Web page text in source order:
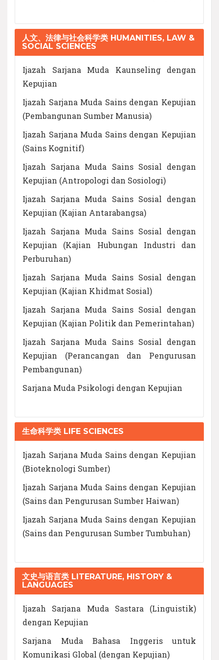
人文、法律与社会科学类 HUMANITIES, LAW &
SOCIAL SCIENCES
Ijazah Sarjana Muda Kaunseling dengan
Kepujian
Ijazah Sarjana Muda Sains dengan Kepujian
(Pembangunan Sumber Manusia)
Ijazah Sarjana Muda Sains dengan Kepujian
(Sains Kognitif)
Ijazah Sarjana Muda Sains Sosial dengan
Kepujian (Antropologi dan Sosiologi)
Ijazah Sarjana Muda Sains Sosial dengan
Kepujian (Kajian Antarabangsa)
Ijazah Sarjana Muda Sains Sosial dengan
Kepujian (Kajian Hubungan Industri dan
Perburuhan)
Ijazah Sarjana Muda Sains Sosial dengan
Kepujian (Kajian Khidmat Sosial)
Ijazah Sarjana Muda Sains Sosial dengan
Kepujian (Kajian Politik dan Pemerintahan)
Ijazah Sarjana Muda Sains Sosial dengan
Kepujian (Perancangan dan Pengurusan
Pembangunan)
Sarjana Muda Psikologi dengan Kepujian
生命科学类 LIFE SCIENCES
Ijazah Sarjana Muda Sains dengan Kepujian
(Bioteknologi Sumber)
Ijazah Sarjana Muda Sains dengan Kepujian
(Sains dan Pengurusan Sumber Haiwan)
Ijazah Sarjana Muda Sains dengan Kepujian
(Sains dan Pengurusan Sumber Tumbuhan)
文史与语言类 LITERATURE, HISTORY &
LANGUAGES
Ijazah Sarjana Muda Sastara (Linguistik)
dengan Kepujian
Sarjana Muda Bahasa Inggeris untuk
Komunikasi Global (dengan Kepujian)